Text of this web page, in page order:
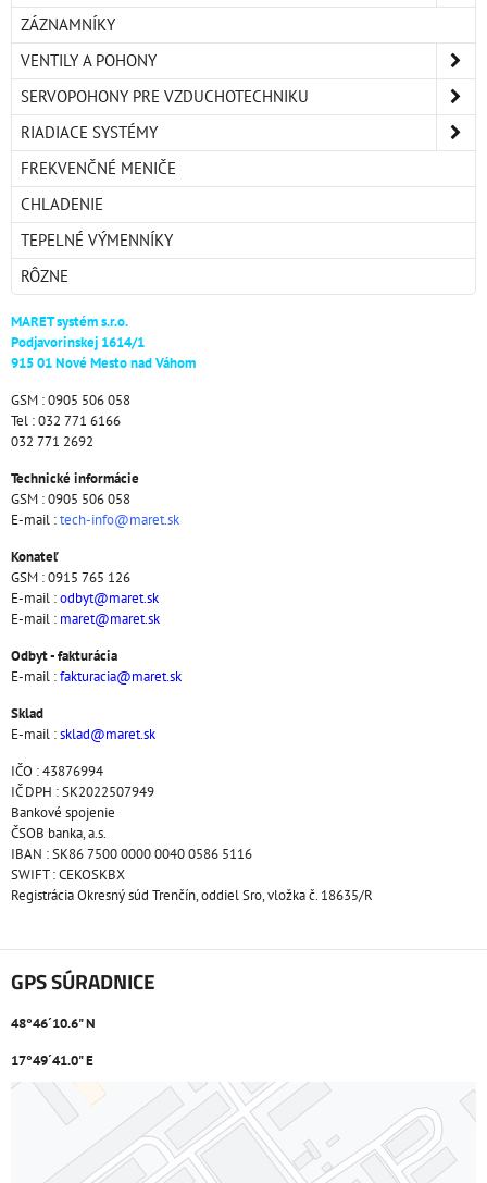
ZÁZNAMNÍKY
VENTILY A POHONY
SERVOPOHONY PRE VZDUCHOTECHNIKU
RIADIACE SYSTÉMY
FREKVENČNÉ MENIČE
CHLADENIE
TEPELNÉ VÝMENNÍKY
RÔZNE
MARET systém s.r.o.
Podjavorinskej 1614/1
915 01 Nové Mesto nad Váhom
GSM : 0905 506 058
Tel : 032 771 6166
032 771 2692
Technické informácie
GSM : 0905 506 058
E-mail :tech-info@maret.sk
Konateľ
GSM : 0915 765 126
E-mail :odbyt@maret.sk
E-mail : maret@maret.sk
Odbyt - fakturácia
E-mail :fakturacia@maret.sk
Sklad
E-mail :sklad@maret.sk
IČO : 43876994
IČ DPH : SK2022507949
Bankové spojenie
ČSOB banka, a.s.
IBAN : SK86 7500 0000 0040 0586 5116
SWIFT : CEKOSKBX
Registrácia Okresný súd Trenčín, oddiel Sro, vložka č. 18635/R
GPS SÚRADNICE
48°46´10.6" N
17°49´41.0" E
Externý obsah je blokovaný Voľbami súkromia